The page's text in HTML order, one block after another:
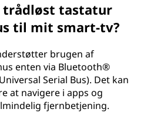
trådløst tastatur
til mit smart-tv?
brugen af
enten via Bluetooth®
Serial Bus). Det kan
at navigere i apps og
fjernbetjening.